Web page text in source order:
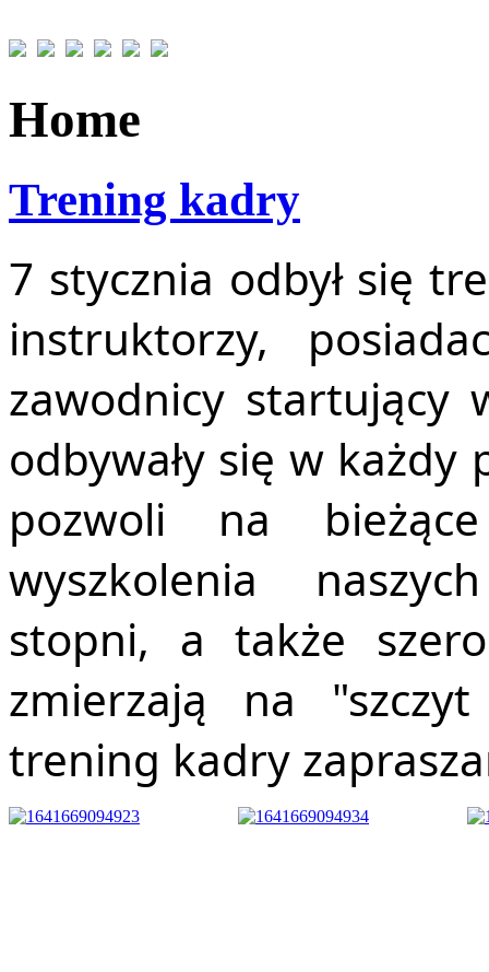
Home
Trening kadry
7 stycznia odbył się
instruktorzy,
zawodnicy startujący
odbywały się w
pozwoli na
wyszkolenia
stopni, a także
zmierzają na
trening kadry